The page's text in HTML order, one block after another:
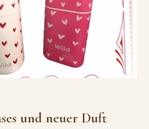
und neuer Duft